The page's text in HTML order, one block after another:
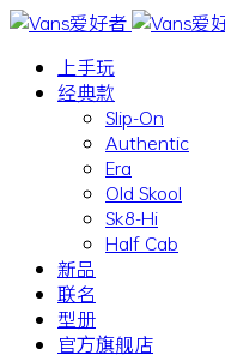
上手玩
经典款
Slip-On
Authentic
Era
Old Skool
Sk8-Hi
Half Cab
新品
联名
型册
官方旗舰店